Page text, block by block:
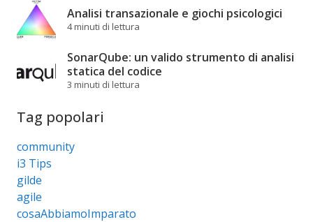
Analisi transazionale e giochi psicologici
4 minuti di lettura
SonarQube: un valido strumento di analisi
statica del codice
3 minuti di lettura
Tag popolari
community
i3 Tips
gilde
agile
cosaAbbiamoImparato